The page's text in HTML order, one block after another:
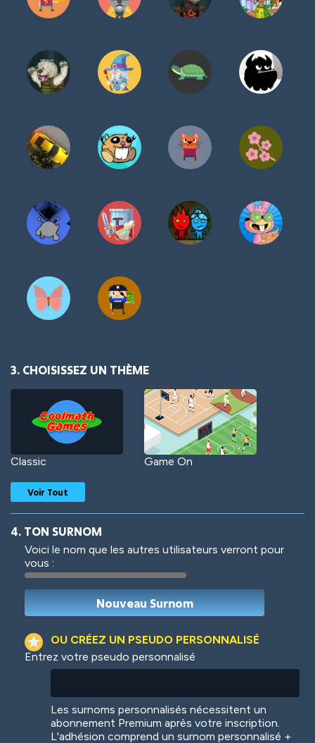
3. CHOISISSEZ UN THÈME
Classic Game On
Woof
Colorful
Voir Tout
4. TON SURNOM
Voici le nom que les autres utilisateurs verront pour
vous :
OU CRÉEZ UN PSEUDO PERSONNALISÉ
Entrez votre pseudo personnalisé
Les surnoms personnalisés nécessitent un
abonnement Premium après votre inscription.
L'adhésion comprend un surnom personnalisé +